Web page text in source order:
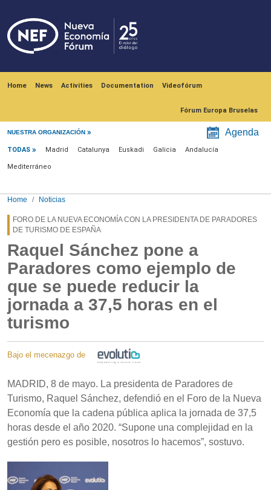
Home News Activities Documentation Videofórum
Fórum Europa Bruselas
NUESTRA ORGANIZACIÓN Agenda
Menú noticias
TODAS Madrid Catalunya Euskadi Galicia Andalucía
Mediterráneo
Home Noticias
FORO DE LA NUEVA ECONOMÍA CON LA PRESIDENTA DE PARADORES
DE TURISMO DE ESPAÑA
Raquel Sánchez pone a
Paradores como ejemplo de
que se puede reducir la
jornada a 37,5 horas en el
turismo
Bajo el mecenazgo de
MADRID, 8 de mayo. La presidenta de Paradores de
Turismo, Raquel Sánchez, defendió en el Foro de la Nueva
Economía que la cadena pública aplica la jornada de 37,5
horas desde el año 2020. “Supone una complejidad en la
gestión pero es posible, nosotros lo hacemos”, sostuvo.